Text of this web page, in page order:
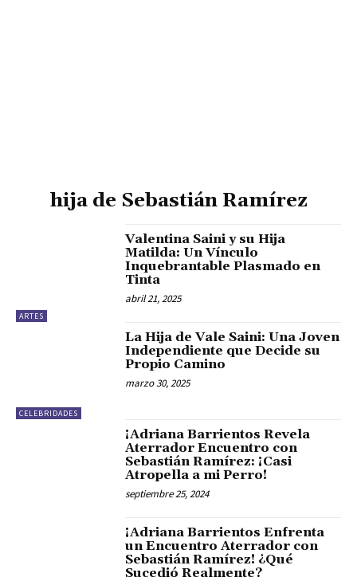
hija de Sebastián Ramírez
ARTES
Valentina Saini y su Hija
Matilda: Un Vínculo
Inquebrantable Plasmado en
Tinta
abril 21, 2025
CELEBRIDADES
La Hija de Vale Saini: Una Joven
Independiente que Decide su
Propio Camino
marzo 30, 2025
¡Adriana Barrientos Revela
Aterrador Encuentro con
Sebastián Ramírez: ¡Casi
Atropella a mi Perro!
septiembre 25, 2024
¡Adriana Barrientos Enfrenta
un Encuentro Aterrador con
Sebastián Ramírez! ¿Qué
Sucedió Realmente?